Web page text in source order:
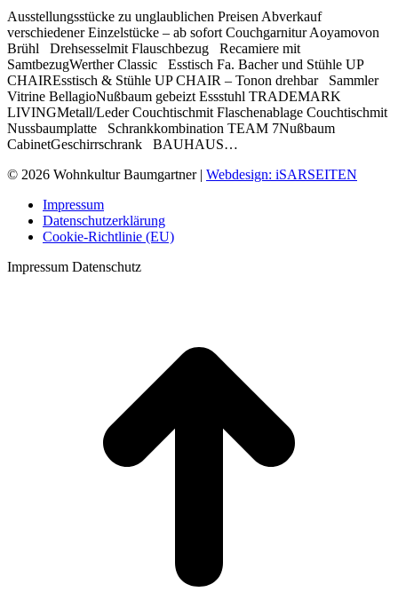
Ausstellungsstücke zu unglaublichen Preisen Abverkauf
verschiedener Einzelstücke – ab sofort Couchgarnitur Aoyamovon
Brühl Drehsesselmit Flauschbezug Recamiere mit
SamtbezugWerther Classic Esstisch Fa. Bacher und Stühle UP
CHAIREsstisch & Stühle UP CHAIR – Tonon drehbar Sammler
Vitrine BellagioNußbaum gebeizt Essstuhl TRADEMARK
LIVINGMetall/Leder Couchtischmit Flaschenablage Couchtischmit
Nussbaumplatte Schrankkombination TEAM 7Nußbaum
CabinetGeschirrschrank BAUHAUS…
© 2026 Wohnkultur Baumgartner | Webdesign: iSARSEITEN
Impressum
Datenschutzerklärung
Cookie-Richtlinie (EU)
Impressum Datenschutz